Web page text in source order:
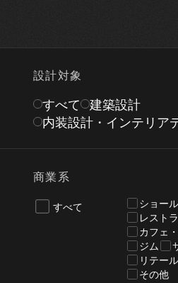
設計対象
すべて 建築設計
内装設計・インテリア
商業系
すべて ショー
レスト
カフェ
ジム
リテー
その他